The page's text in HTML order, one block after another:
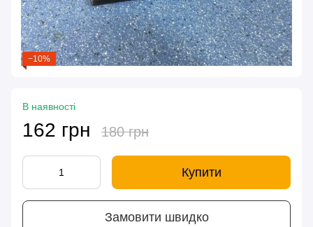
−10%
В наявності
162 грн 180 грн
Купити
Замовити швидко